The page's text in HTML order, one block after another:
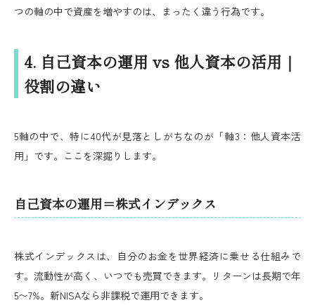
つの軸の中で資産を増やすのは、まったく違う行為です。
4. 自己資本の運用 vs 他人資本の活用｜
役割の違い
5軸の中で、特に40代が見落としがちなのが「軸3：他人資本活
用」です。ここを深掘りします。
自己資本の運用＝株式インデックス
株式インデックスは、自分のお金を世界経済に乗せる仕組みで
す。流動性が高く、いつでも売買できます。リターンは長期で年
5〜7%。新NISAなら非課税で運用できます。